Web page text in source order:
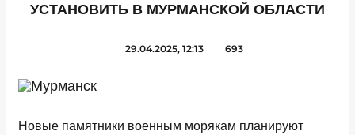
УСТАНОВИТЬ В МУРМАНСКОЙ ОБЛАСТИ
29.04.2025, 12:13 693
Новые памятники военным морякам планируют